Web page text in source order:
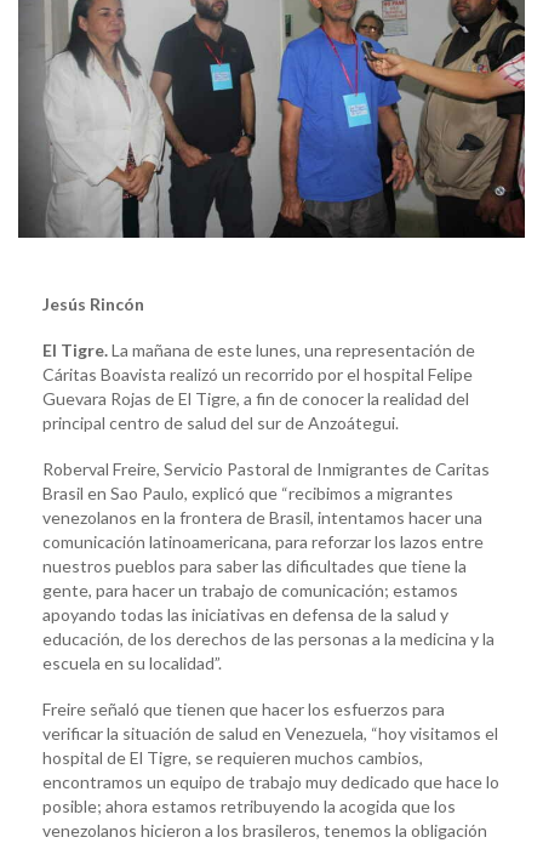
Jesús Rincón
El Tigre.La mañana de este lunes, una representación de
Cáritas Boavista realizó un recorrido por el hospital Felipe
Guevara Rojas de El Tigre, a fin de conocer la realidad del
principal centro de salud del sur de Anzoátegui.
Roberval Freire, Servicio Pastoral de Inmigrantes de Caritas
Brasil en Sao Paulo, explicó que “recibimos a migrantes
venezolanos en la frontera de Brasil, intentamos hacer una
comunicación latinoamericana, para reforzar los lazos entre
nuestros pueblos para saber las dificultades que tiene la
gente, para hacer un trabajo de comunicación; estamos
apoyando todas las iniciativas en defensa de la salud y
educación, de los derechos de las personas a la medicina y la
escuela en su localidad”.
Freire señaló que tienen que hacer los esfuerzos para
verificar la situación de salud en Venezuela, “hoy visitamos el
hospital de El Tigre, se requieren muchos cambios,
encontramos un equipo de trabajo muy dedicado que hace lo
posible; ahora estamos retribuyendo la acogida que los
venezolanos hicieron a los brasileros, tenemos la obligación